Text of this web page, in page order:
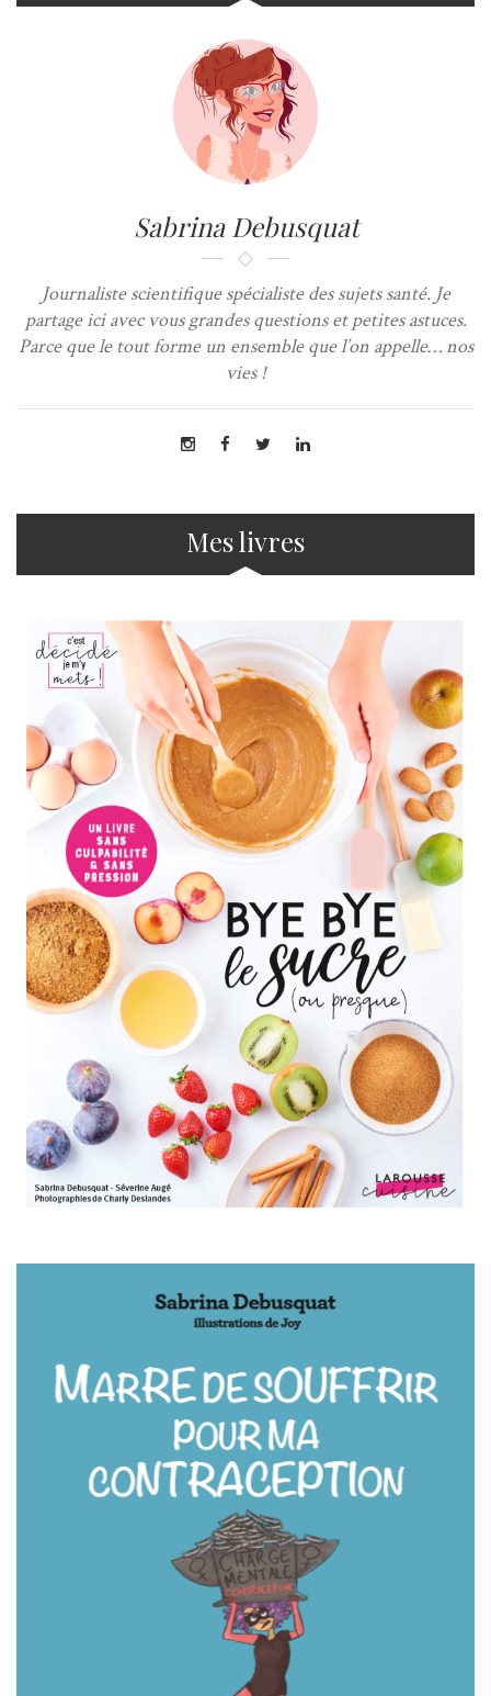
Sabrina Debusquat
Journaliste scientifique spécialiste des sujets santé. Je
partage ici avec vous grandes questions et petites astuces.
Parce que le tout forme un ensemble que l’on appelle… nos
vies !
Mes livres